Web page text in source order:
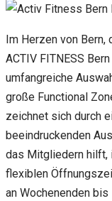
Im Herzen von
ACTIV FITNESS
umfangreiche
große Functional
zeichnet sich durch
beeindruckenden
das Mitgliedern hilft,
flexiblen
an Wochenenden